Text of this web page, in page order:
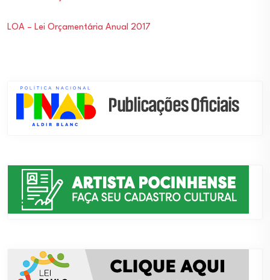
LOA – Lei Orçamentária Anual 2017